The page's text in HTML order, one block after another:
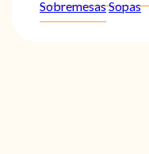
SobremesasSopas